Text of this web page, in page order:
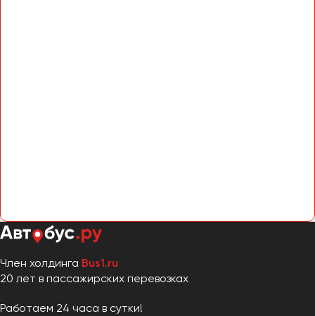
Член холдинга Bus1.ru
20 лет в пассажирских перевозках
Работаем 24 часа в сутки!
Якутск
Ялта
Ярославль